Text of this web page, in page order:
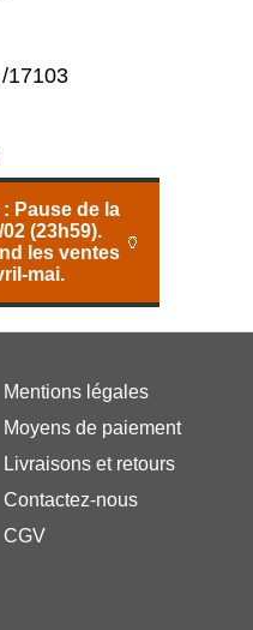
17103
Pause de la
(23h59).
les ventes
mai.
🏺
Mentions légales
Moyens de paiement
Livraisons et retours
Contactez-nous
CGV